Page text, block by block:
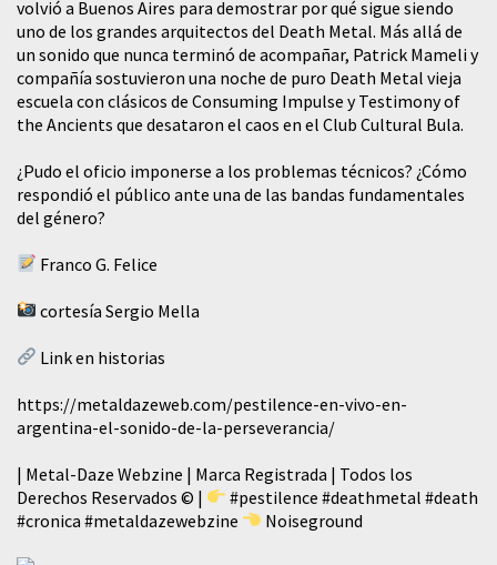
volvió a Buenos Aires para demostrar por qué sigue siendo
uno de los grandes arquitectos del Death Metal. Más allá de
un sonido que nunca terminó de acompañar, Patrick Mameli y
compañía sostuvieron una noche de puro Death Metal vieja
escuela con clásicos de Consuming Impulse y Testimony of
the Ancients que desataron el caos en el Club Cultural Bula.
¿Pudo el oficio imponerse a los problemas técnicos? ¿Cómo
respondió el público ante una de las bandas fundamentales
del género?
Franco G. Felice
cortesía Sergio Mella
Link en historias
https://metaldazeweb.com/pestilence-en-vivo-en-
argentina-el-sonido-de-la-perseverancia/
| Metal-Daze Webzine | Marca Registrada | Todos los
Derechos Reservados © |
#pestilence #deathmetal #death
#cronica #metaldazewebzine Noiseground